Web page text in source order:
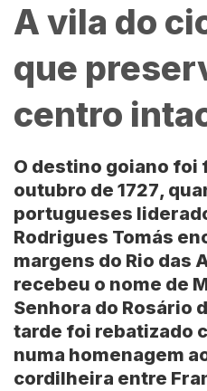
A vila do
que
centro
O destino goiano foi
outubro de 1727,
portugueses
Rodrigues Tomás
margens do Rio das
recebeu o nome de
Senhora do Rosário
tarde foi rebatizado
numa homenagem
cordilheira entre